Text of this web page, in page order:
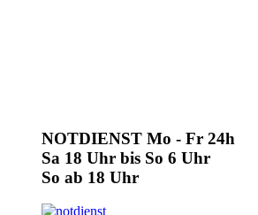
NOTDIENST Mo - Fr 24h
Sa 18 Uhr bis So 6 Uhr
So ab 18 Uhr